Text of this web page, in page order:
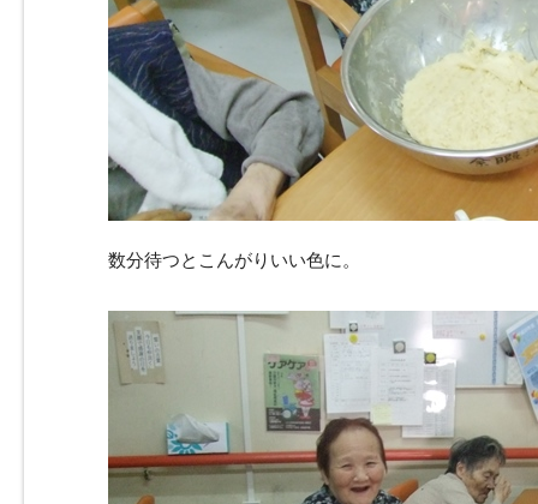
数分待つとこんがりいい色に。